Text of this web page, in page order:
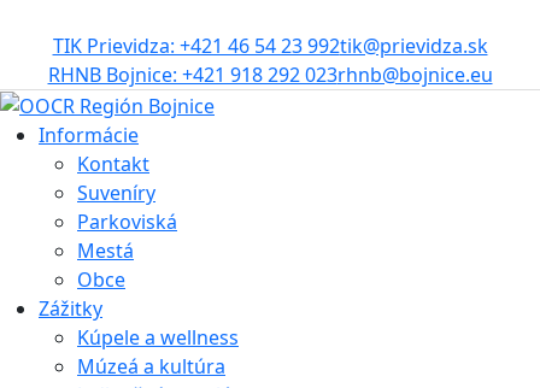
TIK Prievidza: +421 46 54 23 992tik@prievidza.sk
RHNB Bojnice: +421 918 292 023rhnb@bojnice.eu
Informácie
Kontakt
Suveníry
Parkoviská
Mestá
Obce
Zážitky
Kúpele a wellness
Múzeá a kultúra